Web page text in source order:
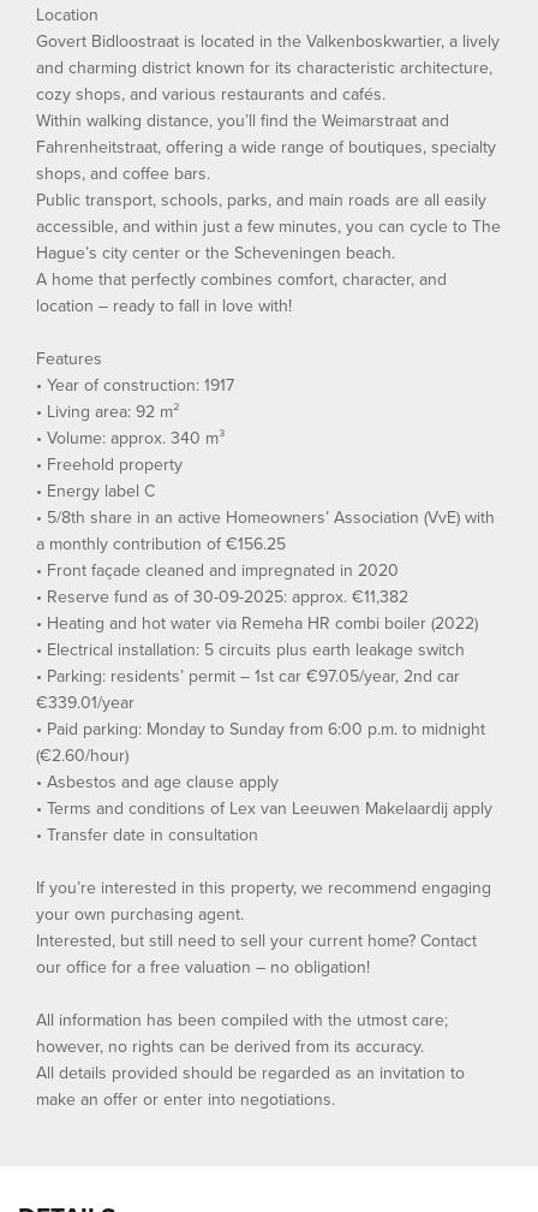
Location
Govert Bidloostraat is located in the Valkenboskwartier, a lively
and charming district known for its characteristic architecture,
cozy shops, and various restaurants and cafés.
Within walking distance, you’ll find the Weimarstraat and
Fahrenheitstraat, offering a wide range of boutiques, specialty
shops, and coffee bars.
Public transport, schools, parks, and main roads are all easily
accessible, and within just a few minutes, you can cycle to The
Hague’s city center or the Scheveningen beach.
A home that perfectly combines comfort, character, and
location – ready to fall in love with!
Features
• Year of construction: 1917
• Living area: 92 m²
• Volume: approx. 340 m³
• Freehold property
• Energy label C
• 5/8th share in an active Homeowners’ Association (VvE) with
a monthly contribution of €156.25
• Front façade cleaned and impregnated in 2020
• Reserve fund as of 30-09-2025: approx. €11,382
• Heating and hot water via Remeha HR combi boiler (2022)
• Electrical installation: 5 circuits plus earth leakage switch
• Parking: residents’ permit – 1st car €97.05/year, 2nd car
€339.01/year
• Paid parking: Monday to Sunday from 6:00 p.m. to midnight
(€2.60/hour)
• Asbestos and age clause apply
• Terms and conditions of Lex van Leeuwen Makelaardij apply
• Transfer date in consultation
If you’re interested in this property, we recommend engaging
your own purchasing agent.
Interested, but still need to sell your current home? Contact
our office for a free valuation – no obligation!
All information has been compiled with the utmost care;
however, no rights can be derived from its accuracy.
All details provided should be regarded as an invitation to
make an offer or enter into negotiations.